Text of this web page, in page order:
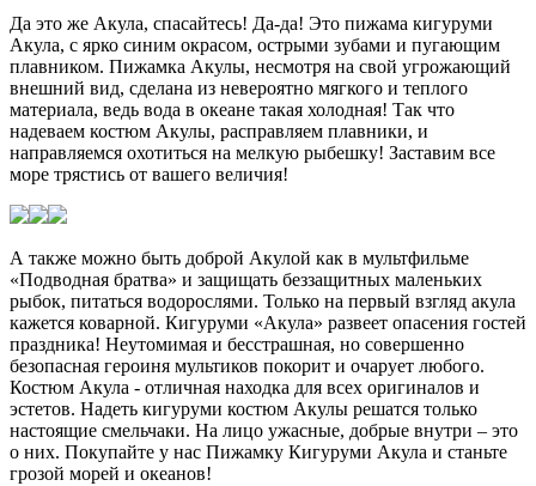
Да это же Акула, спасайтесь! Да-да! Это пижама кигуруми
Акула, с ярко синим окрасом, острыми зубами и пугающим
плавником. Пижамка Акулы, несмотря на свой угрожающий
внешний вид, сделана из невероятно мягкого и теплого
материала, ведь вода в океане такая холодная! Так что
надеваем костюм Акулы, расправляем плавники, и
направляемся охотиться на мелкую рыбешку! Заставим все
море трястись от вашего величия!
А также можно быть доброй Акулой как в мультфильме
«Подводная братва» и защищать беззащитных маленьких
рыбок, питаться водорослями. Только на первый взгляд акула
кажется коварной. Кигуруми «Акула» развеет опасения гостей
праздника! Неутомимая и бесстрашная, но совершенно
безопасная героиня мультиков покорит и очарует любого.
Костюм Акула - отличная находка для всех оригиналов и
эстетов. Надеть кигуруми костюм Акулы решатся только
настоящие смельчаки. На лицо ужасные, добрые внутри – это
о них. Покупайте у нас Пижамку Кигуруми Акула и станьте
грозой морей и океанов!